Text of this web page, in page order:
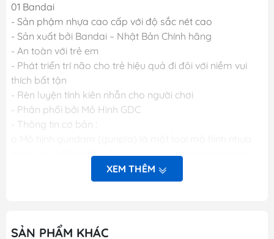
01 Bandai
- Sản phậm nhựa cao cấp với độ sắc nét cao
- Sản xuất bởi Bandai – Nhật Bản Chính hãng
- An toàn với trẻ em
- Phát triển trí não cho trẻ hiệu quả đi đôi với niềm vui
thích bất tận
- Rèn luyện tính kiên nhẫn cho người chơi
- Phân phối bởi Mô Hình GDC
- Thông tin cơ bản :
được gọi là Model kit, bao gồm nhiều mảnh nhựa rời
được gọi là part (bộ phận), khi lắp ráp các part lại với
nhau sẽ được mô hình hoàn chỉnh. Các mảnh nhựa rời
phụ kiện liên quan, một tập sách nhỏ (manual) bên
XEM THÊM
SẢN PHẨM KHÁC